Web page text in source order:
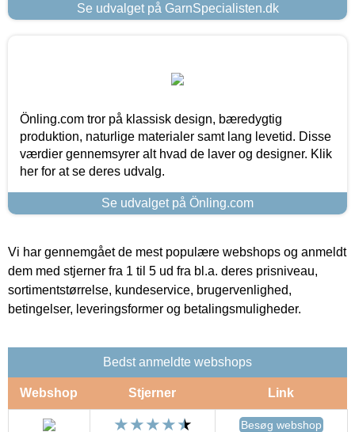
Se udvalget på GarnSpecialisten.dk
Önling.com tror på klassisk design, bæredygtig
produktion, naturlige materialer samt lang levetid. Disse
værdier gennemsyrer alt hvad de laver og designer. Klik
her for at se deres udvalg.
Se udvalget på Önling.com
Vi har gennemgået de mest populære webshops og anmeldt
dem med stjerner fra 1 til 5 ud fra bl.a. deres prisniveau,
sortimentstørrelse, kundeservice, brugervenlighed,
betingelser, leveringsformer og betalingsmuligheder.
Bedst anmeldte webshops
Webshop Stjerner Link
Besøg webshop